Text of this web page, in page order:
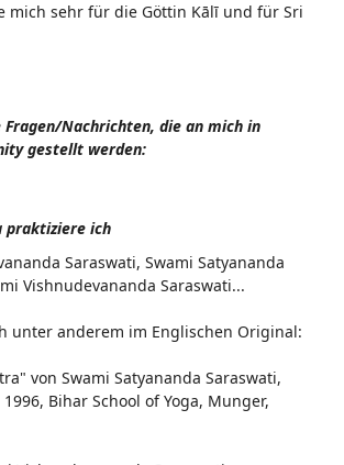
mich sehr für die Göttin Kālī und für Sri
Nachrichten, die an mich in
gestellt werden:
praktiziere ich
Saraswati, Swami Satyananda
Vishnudevananda Saraswati...
unter anderem im Englischen Original:
von Swami Satyananda Saraswati,
Bihar School of Yoga, Munger,